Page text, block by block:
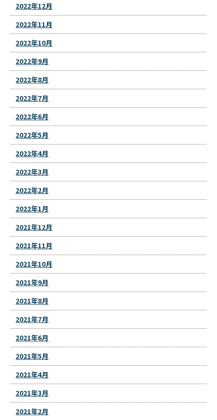
2022年12月
2022年11月
2022年10月
2022年9月
2022年8月
2022年7月
2022年6月
2022年5月
2022年4月
2022年3月
2022年2月
2022年1月
2021年12月
2021年11月
2021年10月
2021年9月
2021年8月
2021年7月
2021年6月
2021年5月
2021年4月
2021年3月
2021年2月